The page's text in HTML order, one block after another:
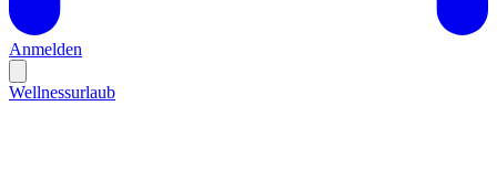
Anmelden
Wellnessurlaub